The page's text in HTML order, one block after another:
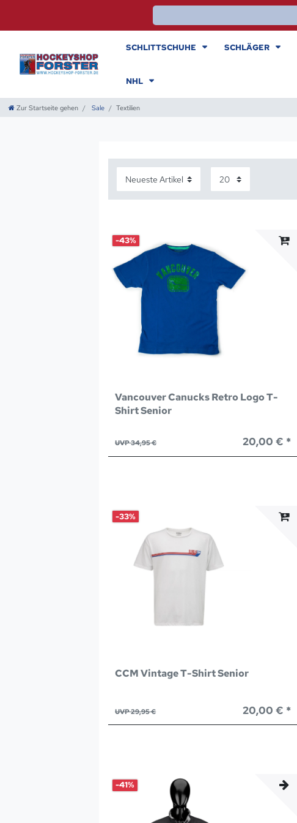
SCHLITTSCHUHE SCHLÄGER
NHL
Zur Startseite gehen Sale Textilien
-43%
Vancouver Canucks Retro Logo T-
Shirt Senior
UVP 34,95 € 20,00 € *
-33%
CCM Vintage T-Shirt Senior
UVP 29,95 € 20,00 € *
-41%